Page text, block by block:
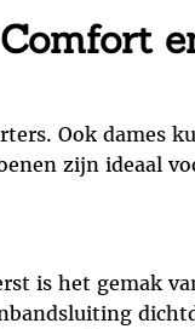
Ook dames
zijn ideaal
is het gemak